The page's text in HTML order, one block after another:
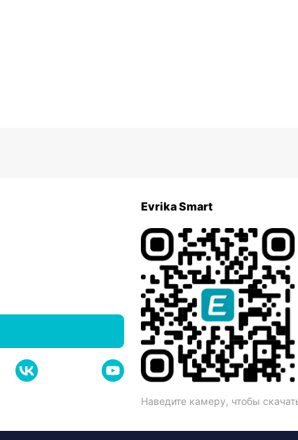
Evrika Smart
Наведите камеру, чтобы